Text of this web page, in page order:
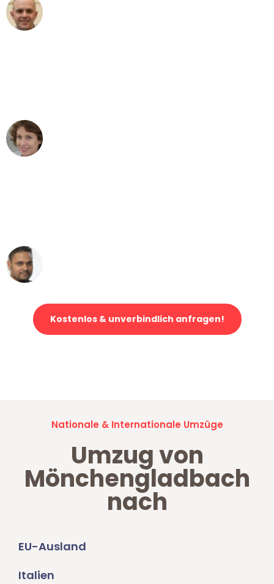
Kostenlos & unverbindlich anfragen!
Nationale & Internationale Umzüge
Umzug von
Mönchengladbach
nach
EU-Ausland
Italien